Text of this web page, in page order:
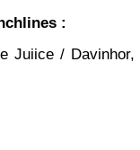
:
Juiice / Davinhor,